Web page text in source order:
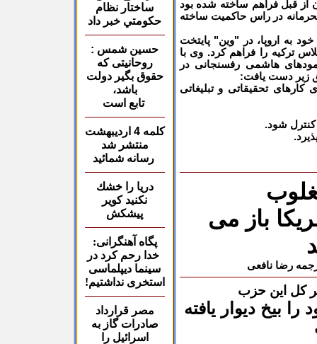
ساختار نظام
حكومتي خبر داد
حسین شمس :
روحانیتی که
حقوق بگیر دولت
باشد،
تابع است
کلمه 4 اردیبهشت
منتشر شد
رسانه شمائید
دريا را خشك
نكنيد كوير
پيشكش
پگاه آهنگرانی:
خدا رحم کرد در
سینما دیپلماسی
استخری نداشتیم!
مصر قرارداد
صادرات گاز به
اسرائیل را
از قبل فراهم ساخته شده بود
در راس حاکمیت ساخته
به اروپا، در "وین" پایتخت
ترکیه را فراهم کرد. وی با
هاشمی رفسنجانی در
زیر دست یافت:
کارهای تحقیقاتی و تبلیغاتی
باز می
رضا نافعی
کل این حزب
بیخ دیوار یافته